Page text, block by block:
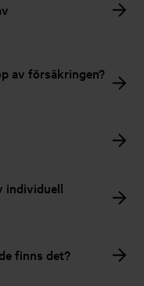
av försäkringen?
individuell
finns det?